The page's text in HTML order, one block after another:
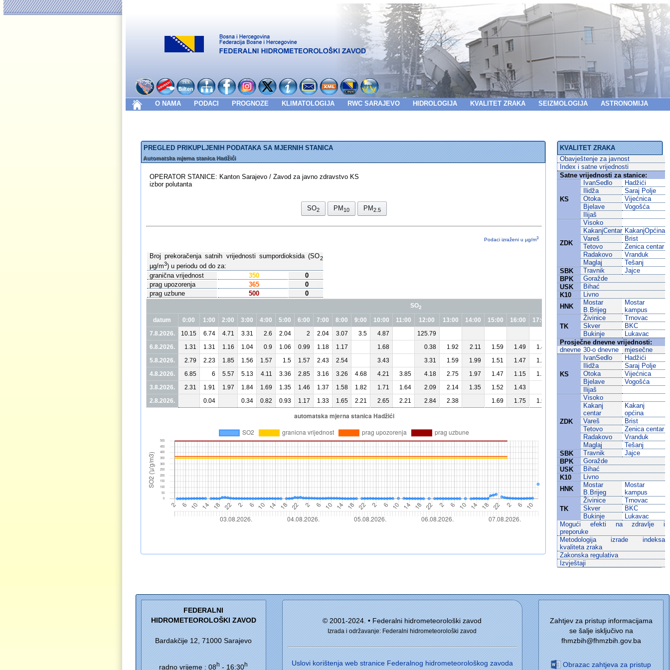
O NAMA PODACI PROGNOZE KLIMATOLOGIJA RWC SARAJEVO HIDROLOGIJA KVALITET ZRAKA SEIZMOLOGIJA ASTRONOMIJA
PREGLED PRIKUPLJENIH PODATAKA SA MJERNIH STANICA
Automatska mjerna stanica Hadžići
OPERATOR STANICE: Kanton Sarajevo / Zavod za javno zdravstvo KS
izbor polutanta
SO2 PM 10 PM2.5
Podaci izraženi u µg/m3
Broj prekoračenja satnih vrijednosti sumpordioksida (SO2
µg/m3) u periodu od do za:
granična vrijednost
350
0
prag upozorenja
365
0
prag uzbune
500 0
SO2
datum 0:00 1:00 2:00 3:00 4:00 5:00 6:00 7:00 8:00 9:00 10:00 11:00 12:00 13:00 14:00 15:00 16:00 17:00 19:00 20:00 21:00 22:00
7.8.2026.
10.15 6.74 4.71 3.31 2.6 2.04 2 2.04 3.07 3.5 4.87
125.79
6.8.2026.
1.31 1.31 1.16 1.04 0.9 1.06 0.99 1.18 1.17 1.68 0.38 1.92 2.11 1.59 1.49 1.48 1.47 25.86 31.15 37.74
5.8.2026.
2.79 2.23 1.85 1.56 1.57 1.5 1.57 2.43 2.54 3.43 3.31 1.59 1.99 1.51 1.47 1.21 1.13
1.45
4.8.2026.
6.85 6 5.57 5.13 4.11 3.36 2.85 3.16 3.26 4.68 4.21 3.85 4.18 2.75 1.97 1.47 1.15 1.14 1.33 1.57 2.1
2.44
3.8.2026.
2.31 1.91 1.97 1.84 1.69 1.35 1.46 1.37 1.58 1.82 1.71 1.64 2.09 2.14 1.35 1.52 1.43 2.18 3.32 11.33 9.32
2.8.2026.
0.04 0.34 0.82 0.93 1.17 1.33 1.65 2.21 2.65 2.21 2.84 2.38 1.69 1.75 1.53 10.55 11.47 8.65 4.55
KVALITET ZRAKA
Obavještenje za javnost
Index i satne vrijednosti
Satne vrijednosti za stanice:
KS
IvanSedlo
Hadžići
Ilidža
Saraj Polje
Otoka
Vijećnica
Bjelave
Vogošća
Ilijaš
ZDK
Visoko
KakanjCentar KakanjOpćina
Vareš
Brist
Tetovo
Zenica centar
Radakovo
Vranduk
Maglaj
Tešanj
SBK
Travnik
Jajce
BPK
Goražde
USK
Bihać
K10
Livno
HNK
Mostar
B.Brijeg
Mostar
kampus
TK
Živinice
Trnovac
Skver
BKC
Bukinje
Lukavac
Prosječne dnevne vrijednosti:
dnevne 30-o dnevne mjesečne
KS
IvanSedlo
Hadžići
Ilidža
Saraj Polje
Otoka
Vijećnica
Bjelave
Vogošća
Ilijaš
ZDK
Visoko
Kakanj
centar
Kakanj
općina
Vareš
Brist
Tetovo
Zenica centar
Radakovo
Vranduk
Maglaj
Tešanj
SBK
Travnik
Jajce
BPK
Goražde
USK
Bihać
K10
Livno
HNK
Mostar
B.Brijeg
Mostar
kampus
TK
Živinice
Trnovac
Skver
BKC
Bukinje
Lukavac
Mogući efekti na zdravlje i
preporuke
Metodologija izrade indeksa
kvaliteta zraka
Zakonska regulativa
Izvještaji
FEDERALNI
HIDROMETEOROLOŠKI ZAVOD
Bardakčije 12, 71000 Sarajevo
radno vrijeme : 08h - 16:30h
© 2001-2024. • Federalni hidrometeorološki zavod
Izrada i održavanje: Federalni hidrometeorološki zavod
Uslovi korištenja web stranice Federalnog hidrometeorološkog zavoda
Zahtjev za pristup informacijama
se šalje isključivo na
fhmzbih@fhmzbih.gov.ba
Obrazac zahtjeva za pristup